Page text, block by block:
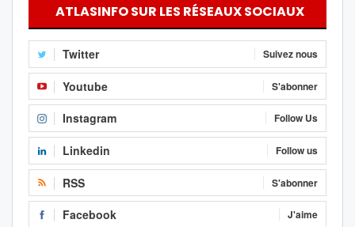
ATLASINFO SUR LES RÉSEAUX SOCIAUX
Twitter Suivez nous
Youtube S'abonner
Instagram Follow Us
Linkedin Follow us
RSS S'abonner
Facebook J'aime